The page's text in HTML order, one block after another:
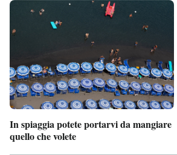
In spiaggia potete portarvi da mangiare
quello che volete